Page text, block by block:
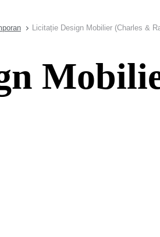
Licitație Design Mobilier (Charles &